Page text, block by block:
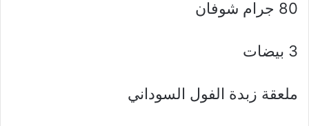
80 جرام شوفان
3 بيضات
ملعقة زبدة الفول السوداني